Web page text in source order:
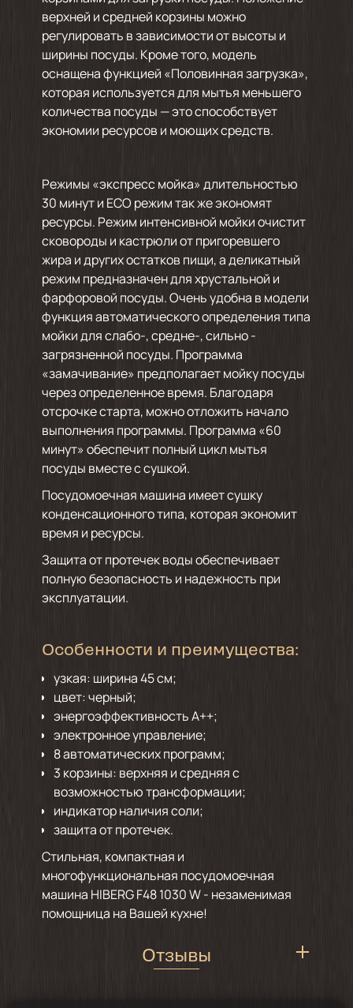
верхней и средней корзины можно
регулировать в зависимости от высоты и
ширины посуды. Кроме того, модель
оснащена функцией «Половинная загрузка»,
которая используется для мытья меньшего
количества посуды — это способствует
экономии ресурсов и моющих средств.
Режимы «экспресс мойка» длительностью
30 минут и ECO режим так же экономят
ресурсы. Режим интенсивной мойки очистит
сковороды и кастрюли от пригоревшего
жира и других остатков пищи, а деликатный
режим предназначен для хрустальной и
фарфоровой посуды. Очень удобна в модели
функция автоматического определения типа
мойки для слабо-, средне-, сильно -
загрязненной посуды. Программа
«замачивание» предполагает мойку посуды
через определенное время. Благодаря
отсрочке старта, можно отложить начало
выполнения программы. Программа «60
минут» обеспечит полный цикл мытья
посуды вместе с сушкой.
Посудомоечная машина имеет сушку
конденсационного типа, которая экономит
время и ресурсы.
Защита от протечек воды обеспечивает
полную безопасность и надежность при
эксплуатации.
Особенности и преимущества:
узкая: ширина 45 см;
цвет: черный;
энергоэффективность А++;
электронное управление;
8 автоматических программ;
3 корзины: верхняя и средняя с
возможностью трансформации;
индикатор наличия соли;
защита от протечек.
Стильная, компактная и
многофункциональная посудомоечная
машина HIBERG F48 1030 W - незаменимая
помощница на Вашей кухне!
Отзывы